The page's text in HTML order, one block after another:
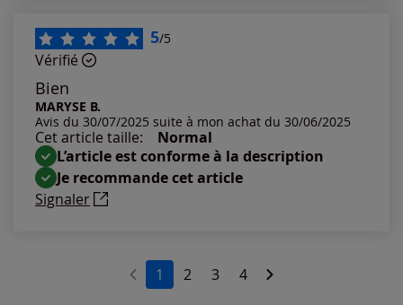
5/5
Vérifié
Bien
MARYSE B.
Avis du 30/07/2025 suite à mon achat du 30/06/2025
Cet article taille:
Normal
L’article est conforme à la description
Je recommande cet article
Signaler
1 2 3 4